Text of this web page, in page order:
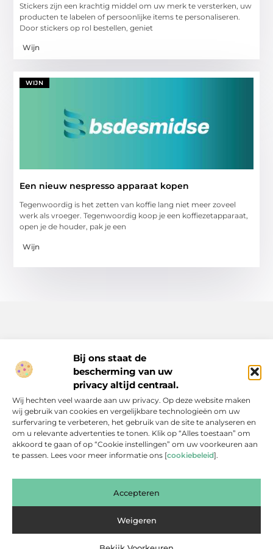
Bij ons staat de
bescherming van uw
privacy altijd centraal.
Wij hechten veel waarde aan uw privacy. Op deze website maken
wij gebruik van cookies en vergelijkbare technologieën om uw
surfervaring te verbeteren, het gebruik van de site te analyseren en
om u relevante advertenties te tonen. Klik op “Alles toestaan” om
akkoord te gaan of op “Cookie instellingen” om uw voorkeuren aan
te passen. Lees voor meer informatie ons [cookiebeleid].
Accepteren
Weigeren
Stickers zijn een krachtig middel om uw merk te versterken, uw
producten te labelen of persoonlijke items te personaliseren.
Door stickers op rol bestellen, geniet
Wijn
WIJN
Een nieuw nespresso apparaat kopen
Tegenwoordig is het zetten van koffie lang niet meer zoveel
werk als vroeger. Tegenwoordig koop je een koffiezetapparaat,
open je de houder, pak je een
Wijn
Inspiratie, tips en verhalen voor elk moment.
Ontdek een breed scala aan artikelen en blogs die je dagelijks
leven verrijken, van praktische adviezen tot boeiende verhalen.
Bericht categorie
Onze informatie